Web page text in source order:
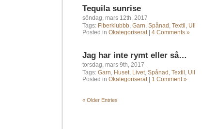
Tequila sunrise
söndag, mars 12th, 2017
Tags: Fiberklubbb, Garn, Spånad , Textil , Ull
Posted in Okategoriserat| 4 Comments »
Jag har inte rymt eller så…
torsdag, mars 9th, 2017
Tags: Garn, Huset, Livet, Spånad , Textil , Ull
Posted in Okategoriserat| 1 Comment »
« Older Entries